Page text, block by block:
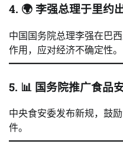
4. 🌍 李强总理于里约
中国国务院总理李强在巴
作用，应对经济不确定性。
5. 📊 国务院推广食品
中央食安委发布新规，鼓
件。